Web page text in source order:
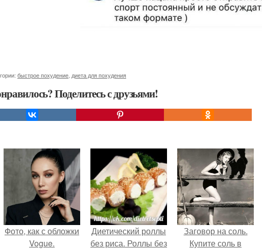
быстрое похудение диета для похудения
Поделитесь с друзьями!
Фото, как с обложки
Vogue.
Диетический роллы
без риса. Роллы без
Заговор на соль.
Купите соль в